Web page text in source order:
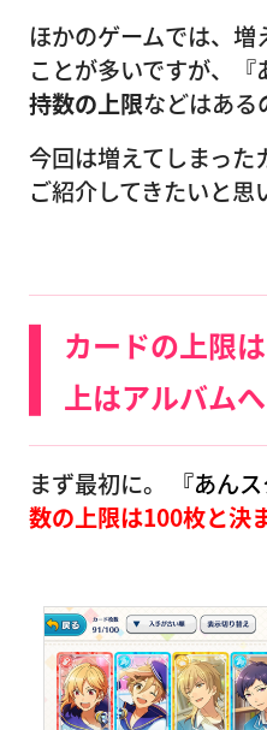
ほかのゲームでは、
ことが多いですが、
持数の上限などはあ
今回は増えてしまった
ご紹介してきたいと思
カードの上限
上はアルバムへ
まず最初に。 『あん
数の上限は100枚と決